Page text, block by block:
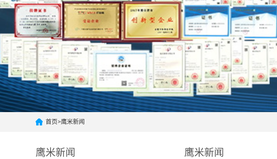
首页>鹰米新闻
鹰米新闻 鹰米新闻